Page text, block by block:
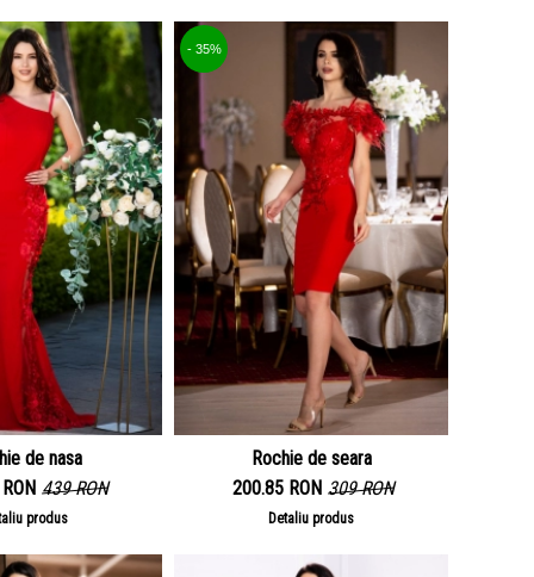
de nasa
439 RON
produs
Rochie de seara
- 35%
200.85 RON 309 RON
Detaliu produs